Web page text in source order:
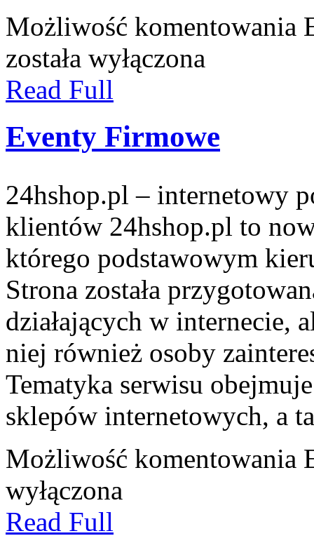
Możliwość komentowania
została wyłączona
Read Full
Eventy Firmowe
24hshop.pl – internetowy
klientów 24hshop.pl to
którego podstawowym
Strona została
działających w internecie,
niej również osoby
Tematyka serwisu
sklepów internetowych, a
Możliwość komentowania
wyłączona
Read Full